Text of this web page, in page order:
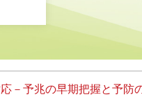
－予兆の早期把握と予防